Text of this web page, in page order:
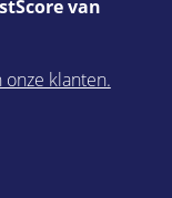
van
onze klanten.